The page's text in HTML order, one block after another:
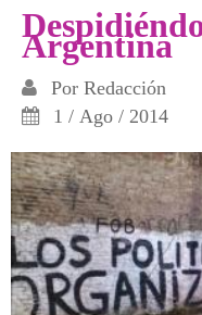
Argentina
Por Redacción
1 / Ago / 2014